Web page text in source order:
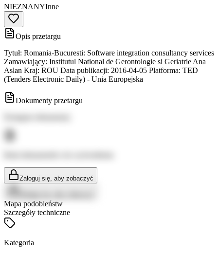
NIEZNANYInne
Opis przetargu
Tytuł: Romania-Bucuresti: Software integration consultancy services
Zamawiający: Institutul National de Gerontologie si Geriatrie Ana
Aslan Kraj: ROU Data publikacji: 2016-04-05 Platforma: TED
(Tenders Electronic Daily) - Unia Europejska
Dokumenty przetargu
Zaloguj się, aby zobaczyć
Mapa podobieństw
Szczegóły techniczne
Kategoria